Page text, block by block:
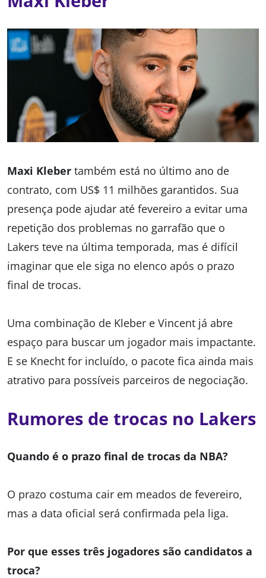
Maxi Kleber também está no último ano de
contrato, com US$ 11 milhões garantidos. Sua
presença pode ajudar até fevereiro a evitar uma
repetição dos problemas no garrafão que o
Lakers teve na última temporada, mas é difícil
imaginar que ele siga no elenco após o prazo
final de trocas.
Uma combinação de Kleber e Vincent já abre
espaço para buscar um jogador mais impactante.
E se Knecht for incluído, o pacote fica ainda mais
atrativo para possíveis parceiros de negociação.
Rumores de trocas no Lakers
Quando é o prazo final de trocas da NBA?
O prazo costuma cair em meados de fevereiro,
mas a data oficial será confirmada pela liga.
Por que esses três jogadores são candidatos a
troca?